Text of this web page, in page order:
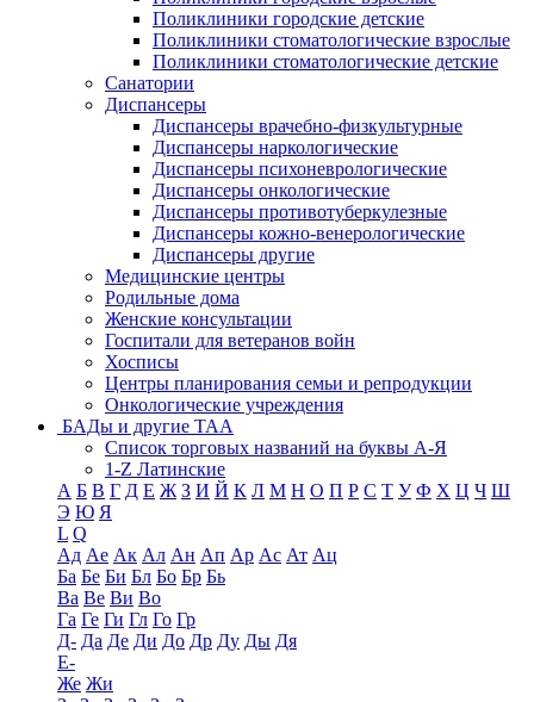
Поликлиники городские детские
Поликлиники стоматологические взрослые
Поликлиники стоматологические детские
Санатории
Диспансеры
Диспансеры врачебно-физкультурные
Диспансеры наркологические
Диспансеры психоневрологические
Диспансеры онкологические
Диспансеры противотуберкулезные
Диспансеры кожно-венерологические
Диспансеры другие
Медицинские центры
Родильные дома
Женские консультации
Госпитали для ветеранов войн
Хосписы
Центры планирования семьи и репродукции
Онкологические учреждения
БАДы и другие ТАА
Список торговых названий на буквы А-Я
1-Z Латинские
А Б В Г Д Е Ж З И Й К Л М Н О П Р С Т У Ф Х Ц Ч Ш
Э Ю Я
L Q
Ад Ае Ак Ал Ан Ап Ар Ас Ат Ац
Ба Бе Би Бл Бо Бр Бь
Ва Ве Ви Во
Га Ге Ги Гл Го Гр
Д- Да Де Ди До Др Ду Ды Дя
Е-
Же Жи